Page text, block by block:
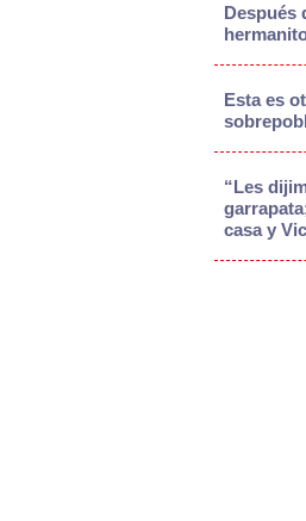
Después
Esta es
“Les
casa y